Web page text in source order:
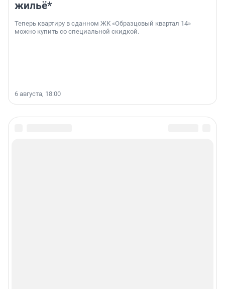
жильё*
Теперь квартиру в сданном ЖК «Образцовый квартал 14»
можно купить со специальной скидкой.
6 августа, 18:00